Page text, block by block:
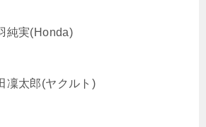
純実(Honda)
凜太郎(ヤクルト)